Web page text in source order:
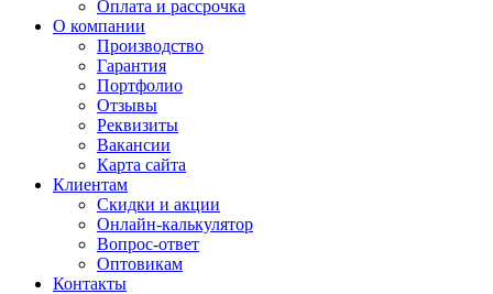
Оплата и рассрочка
О компании
Производство
Гарантия
Портфолио
Отзывы
Реквизиты
Вакансии
Карта сайта
Клиентам
Скидки и акции
Онлайн-калькулятор
Вопрос-ответ
Оптовикам
Контакты